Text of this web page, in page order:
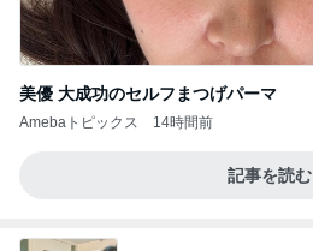
美優 大成功のセルフまつげパーマ
Amebaトピックス 14時間前
記事を読む